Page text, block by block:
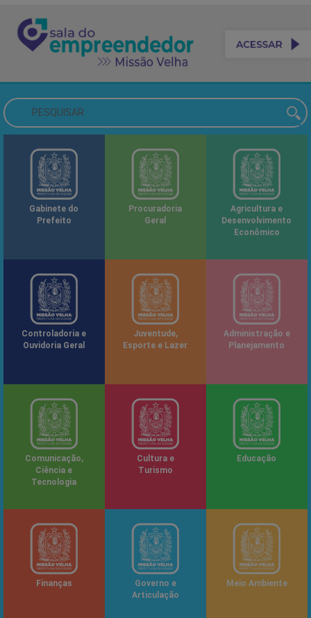
Gabinete do
Prefeito
Procuradoria
Geral
Agricultura e
Desenvolvimento
Econômico
Controladoria e
Ouvidoria Geral
Juventude,
Esporte e Lazer
Administração e
Planejamento
Comunicação,
Ciência e
Tecnologia
Cultura e
Turismo
Educação
Finanças
Governo e
Articulação
Meio Ambiente